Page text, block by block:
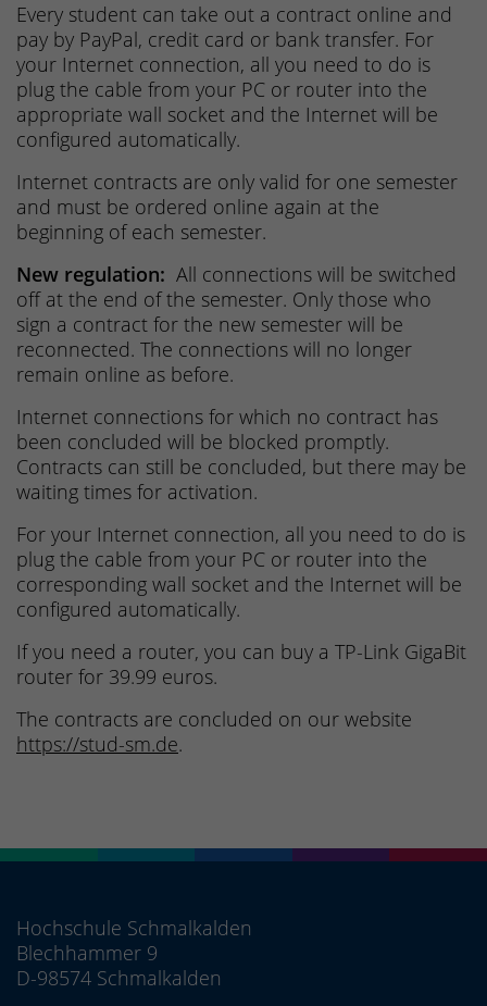
Every student can take out a contract online and
pay by PayPal, credit card or bank transfer. For
your Internet connection, all you need to do is
plug the cable from your PC or router into the
appropriate wall socket and the Internet will be
configured automatically.
Internet contracts are only valid for one semester
and must be ordered online again at the
beginning of each semester.
New regulation: All connections will be switched
off at the end of the semester. Only those who
sign a contract for the new semester will be
reconnected. The connections will no longer
remain online as before.
Internet connections for which no contract has
been concluded will be blocked promptly.
Contracts can still be concluded, but there may be
waiting times for activation.
For your Internet connection, all you need to do is
plug the cable from your PC or router into the
corresponding wall socket and the Internet will be
configured automatically.
If you need a router, you can buy a TP-Link GigaBit
router for 39.99 euros.
The contracts are concluded on our website
https://stud-sm.de.
Hochschule Schmalkalden
Blechhammer 9
D-98574 Schmalkalden